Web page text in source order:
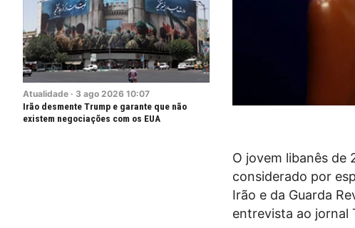
Atualidade · 3 ago 2026 10:07
Irão desmente Trump e garante que não
existem negociações com os EUA
O jovem libanês de
considerado por
Irão e da Guarda
entrevista ao jornal